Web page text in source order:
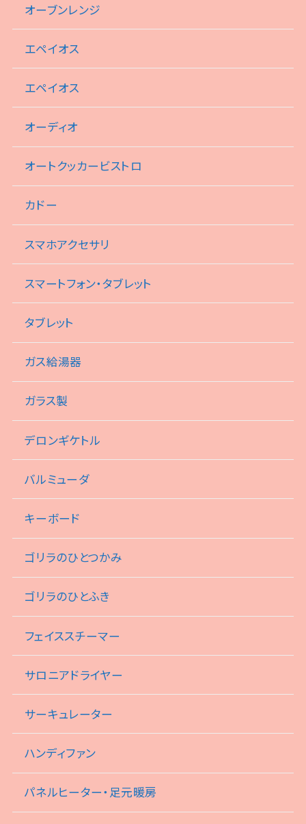
オーブンレンジ
エペイオス
エペイオス
オーディオ
オートクッカービストロ
カドー
スマホアクセサリ
スマートフォン・タブレット
タブレット
ガス給湯器
ガラス製
デロンギケトル
バルミューダ
キーボード
ゴリラのひとつかみ
ゴリラのひとふき
フェイススチーマー
サロニアドライヤー
サーキュレーター
ハンディファン
パネルヒーター・足元暖房